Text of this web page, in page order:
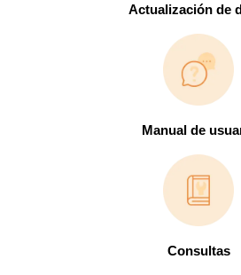
Actualización de
Manual de
Consultas